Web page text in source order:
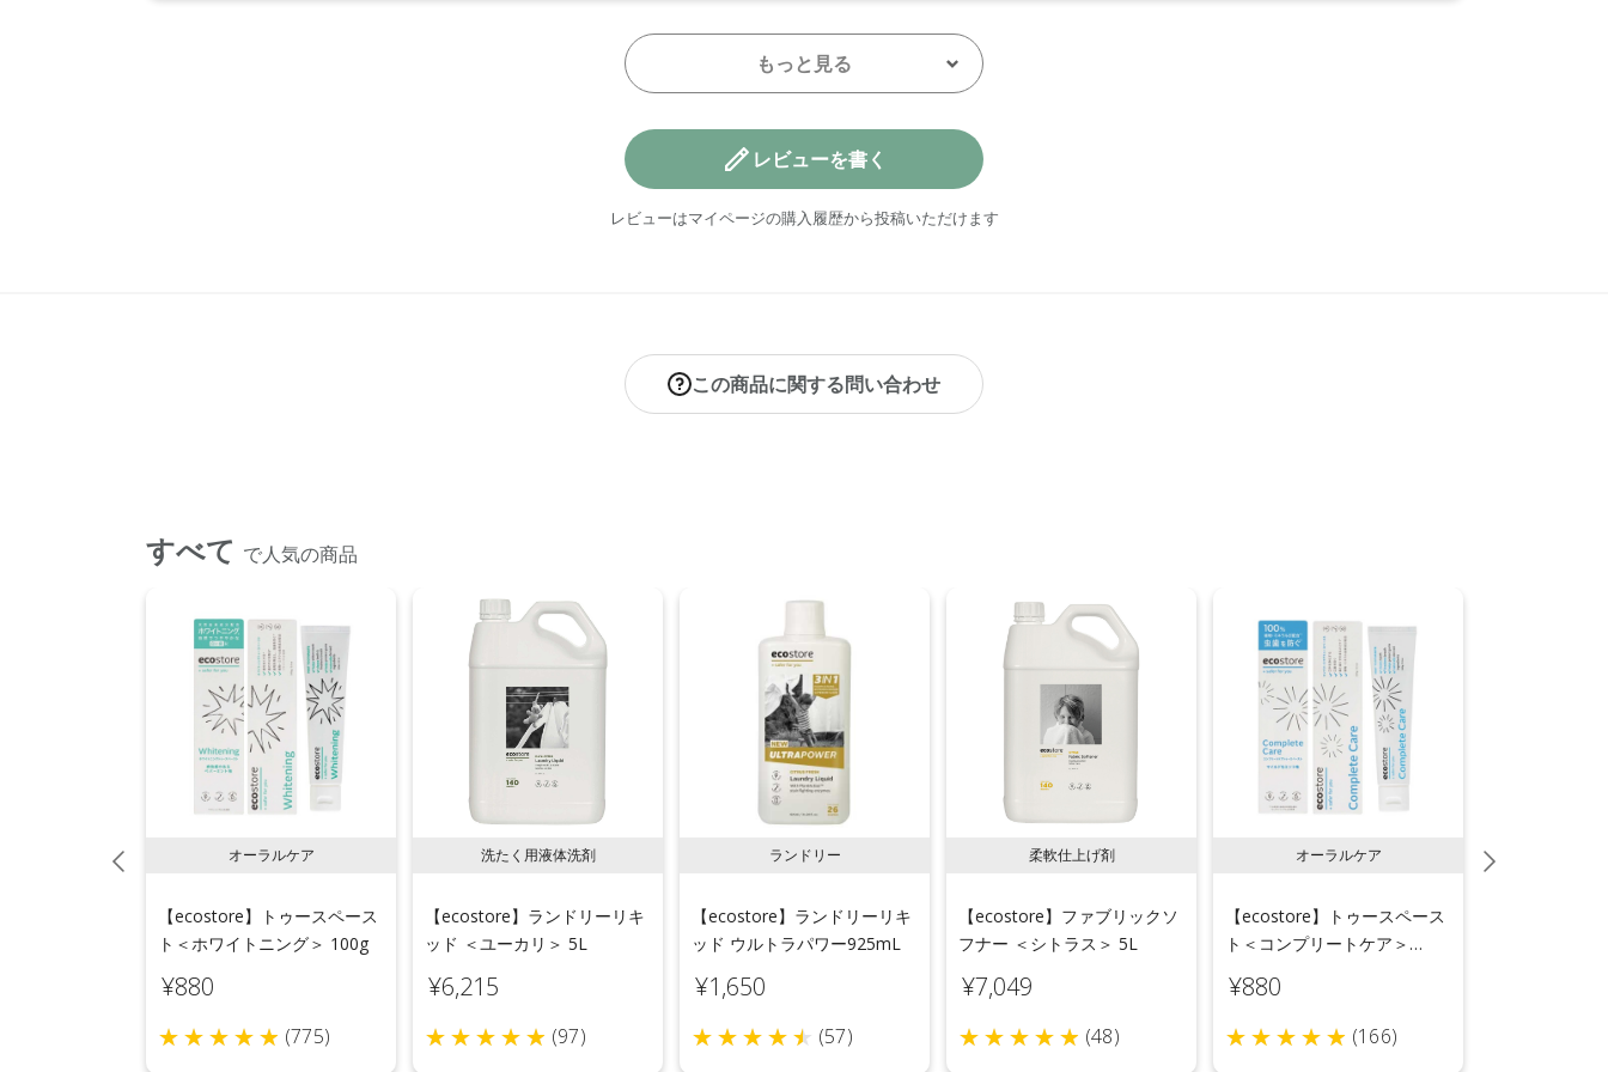
もっと見る
レビューを書く
レビューはマイページの購入履歴から投稿いただけます
この商品に関する問い合わせ
すべて で人気の商品
オーラルケア
【ecostore】トゥースペース
ト＜ホワイトニング＞ 100g
¥880
(775)
洗たく用液体洗剤
【ecostore】ランドリーリキ
ッド ＜ユーカリ＞ 5L
¥6,215
(97)
ランドリー
【ecostore】ランドリーリキ
ッド ウルトラパワー925mL
¥1,650
(57)
柔軟仕上げ剤
【ecostore】ファブリックソ
フナー ＜シトラス＞ 5L
¥7,049
(48)
オーラルケア
【ecostore】トゥースペース
ト＜コンプリートケア＞
¥880
(166)